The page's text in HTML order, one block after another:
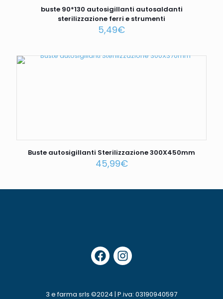
buste 90*130 autosigillanti autosaldanti
sterilizzazione ferri e strumenti
5,49€
Buste autosigillanti Sterilizzazione 300X450mm
45,99€
3 e farma srls ©2024 | P.iva: 03190940597